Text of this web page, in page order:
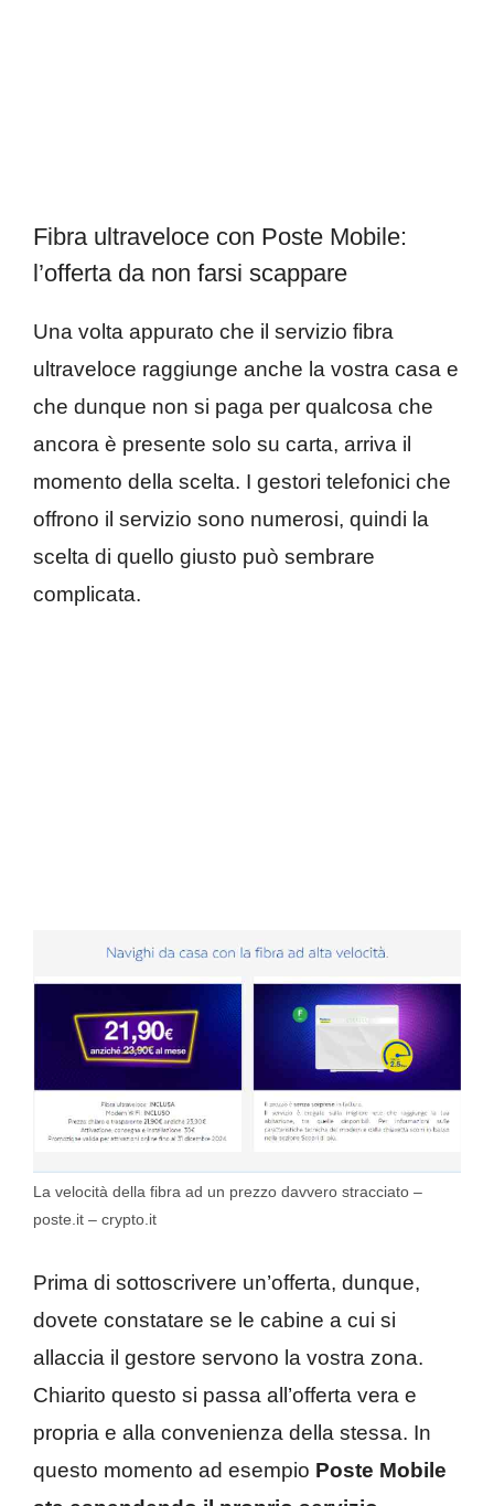
Fibra ultraveloce con Poste Mobile:
l’offerta da non farsi scappare
Una volta appurato che il servizio fibra
ultraveloce raggiunge anche la vostra casa e
che dunque non si paga per qualcosa che
ancora è presente solo su carta, arriva il
momento della scelta. I gestori telefonici che
offrono il servizio sono numerosi, quindi la
scelta di quello giusto può sembrare
complicata.
La velocità della fibra ad un prezzo davvero stracciato –
poste.it – crypto.it
Prima di sottoscrivere un’offerta, dunque,
dovete constatare se le cabine a cui si
allaccia il gestore servono la vostra zona.
Chiarito questo si passa all’offerta vera e
propria e alla convenienza della stessa. In
questo momento ad esempio Poste Mobile